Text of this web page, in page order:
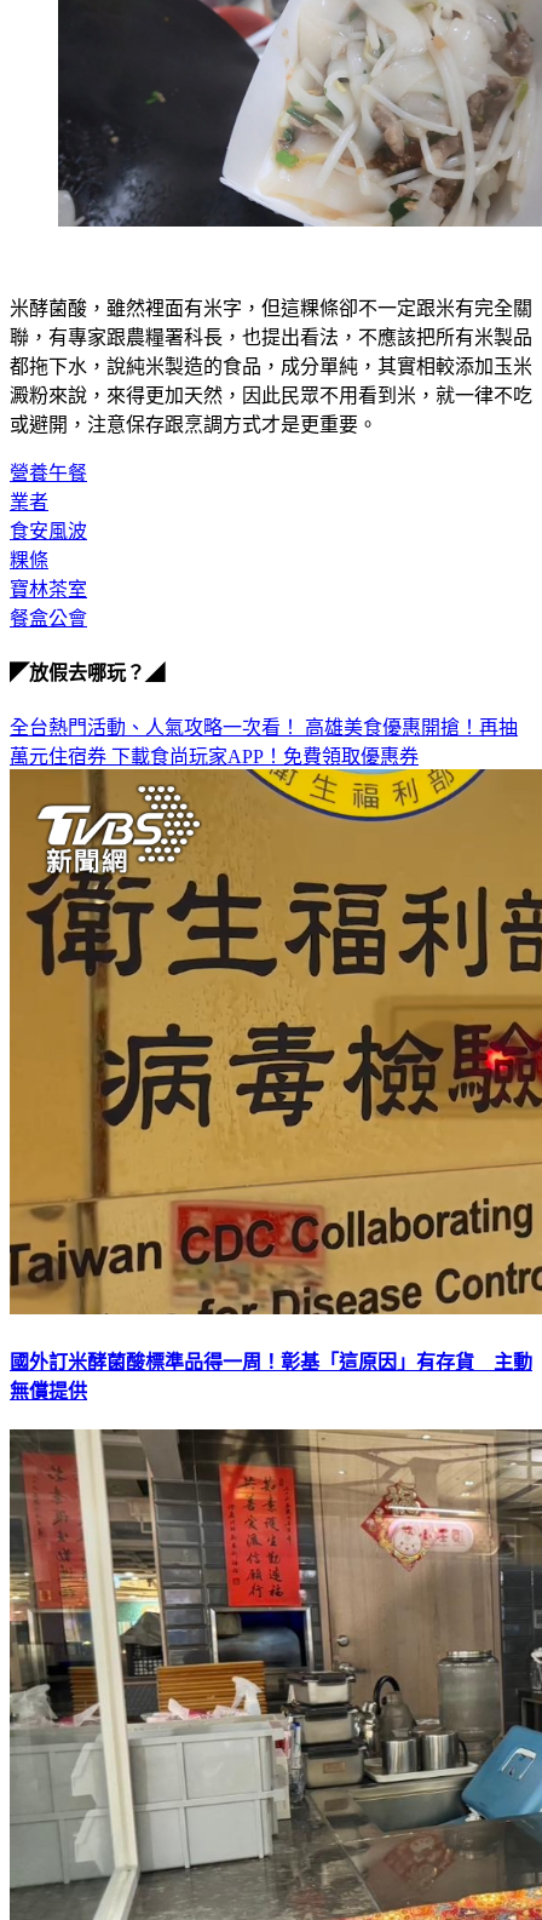
米酵菌酸，雖然裡面有米字，但這粿條卻不一定跟米有完全關
聯，有專家跟農糧署科長，也提出看法，不應該把所有米製品
都拖下水，說純米製造的食品，成分單純，其實相較添加玉米
澱粉來說，來得更加天然，因此民眾不用看到米，就一律不吃
或避開，注意保存跟烹調方式才是更重要。
營養午餐
業者
食安風波
粿條
寶林茶室
餐盒公會
◤放假去哪玩？◢
全台熱門活動、人氣攻略一次看！ 高雄美食優惠開搶！再抽
萬元住宿券 下載食尚玩家APP！免費領取優惠券
國外訂米酵菌酸標準品得一周！彰基「這原因」有存貨 主動
無償提供